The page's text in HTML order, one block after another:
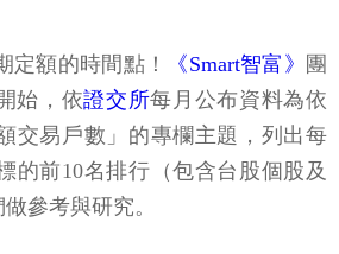
定額的時間點！ 《Smart智富》
團
始，依證交所每月公布資料為依
交易戶數」的專欄主題，列出每
的前10名排行（包含台股個股及
參考與研究。